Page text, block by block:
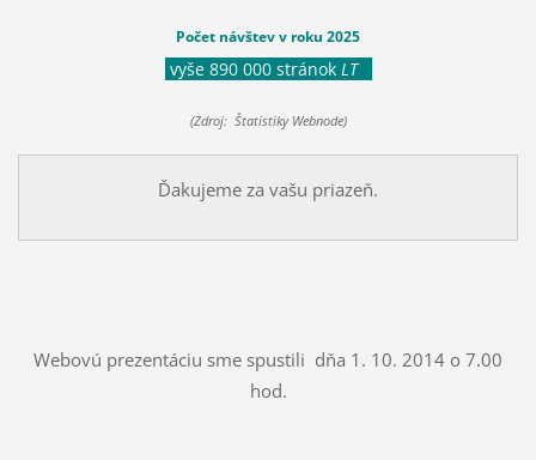
Počet návštev v roku 2025
vyše 890 000 stránok LT
(Zdroj: Štatistiky Webnode)
Ďakujeme za vašu priazeň.
Webovú prezentáciu sme spustili dňa 1. 10. 2014 o 7.00
hod.